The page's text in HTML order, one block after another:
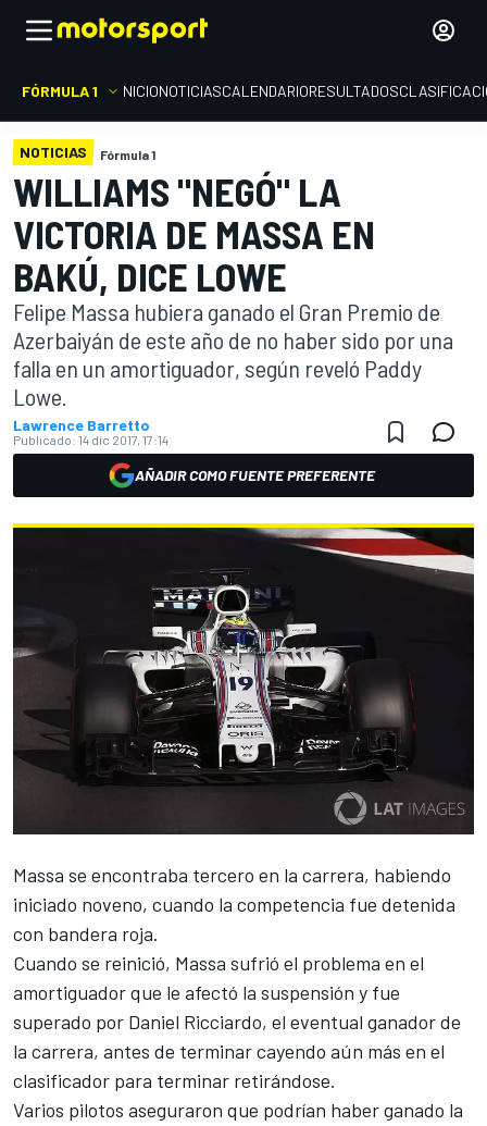
FÓRMULA 1 INICIONOTICIASCALENDARIORESULTADOS
NOTICIAS Fórmula 1
WILLIAMS "NEGÓ" LA
VICTORIA DE MASSA EN
BAKÚ, DICE LOWE
Felipe Massa hubiera ganado el Gran Premio de
Azerbaiyán de este año de no haber sido por una
falla en un amortiguador, según reveló Paddy
Lowe.
Lawrence Barretto
Publicado: 14 dic 2017, 17:14
AÑADIR COMO FUENTE PREFERENTE
Massa se encontraba tercero en la carrera, habiendo
iniciado noveno, cuando la competencia fue detenida
con bandera roja.
Cuando se reinició, Massa sufrió el problema en el
amortiguador que le afectó la suspensión y fue
superado por Daniel Ricciardo, el eventual ganador de
la carrera, antes de terminar cayendo aún más en el
clasificador para terminar retirándose.
Varios pilotos aseguraron que podrían haber ganado la